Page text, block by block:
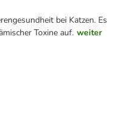
bei Katzen. Es
Toxine auf. weiter